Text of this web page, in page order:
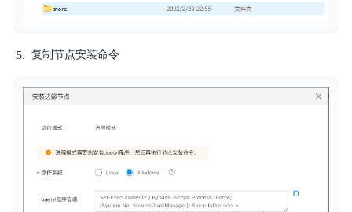
复制节点安装命令